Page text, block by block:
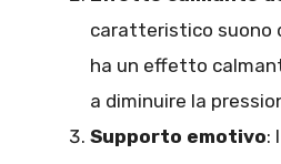
caratteristico suono
ha un effetto
a diminuire la
Supporto emotivo: